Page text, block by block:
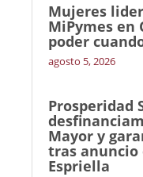
Mujeres
MiPymes en
poder
agosto 5, 2026
Prosperidad
Mayor y
tras anuncio
Espriella